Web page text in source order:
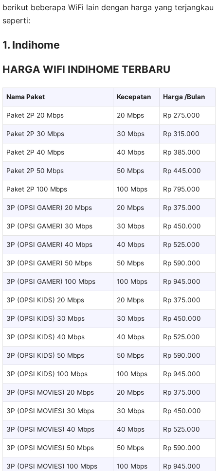
berikut beberapa WiFi lain dengan harga yang terjangkau
seperti:
1. Indihome
HARGA WIFI INDIHOME TERBARU
Nama Paket Kecepatan Harga /Bulan
Paket 2P 20 Mbps 20 Mbps Rp 275.000
Paket 2P 30 Mbps 30 Mbps Rp 315.000
Paket 2P 40 Mbps 40 Mbps Rp 385.000
Paket 2P 50 Mbps 50 Mbps Rp 445.000
Paket 2P 100 Mbps 100 Mbps Rp 795.000
3P (OPSI GAMER) 20 Mbps 20 Mbps Rp 375.000
3P (OPSI GAMER) 30 Mbps 30 Mbps Rp 450.000
3P (OPSI GAMER) 40 Mbps 40 Mbps Rp 525.000
3P (OPSI GAMER) 50 Mbps 50 Mbps Rp 590.000
3P (OPSI GAMER) 100 Mbps 100 Mbps Rp 945.000
3P (OPSI KIDS) 20 Mbps 20 Mbps Rp 375.000
3P (OPSI KIDS) 30 Mbps 30 Mbps Rp 450.000
3P (OPSI KIDS) 40 Mbps 40 Mbps Rp 525.000
3P (OPSI KIDS) 50 Mbps 50 Mbps Rp 590.000
3P (OPSI KIDS) 100 Mbps 100 Mbps Rp 945.000
3P (OPSI MOVIES) 20 Mbps 20 Mbps Rp 375.000
3P (OPSI MOVIES) 30 Mbps 30 Mbps Rp 450.000
3P (OPSI MOVIES) 40 Mbps 40 Mbps Rp 525.000
3P (OPSI MOVIES) 50 Mbps 50 Mbps Rp 590.000
3P (OPSI MOVIES) 100 Mbps 100 Mbps Rp 945.000